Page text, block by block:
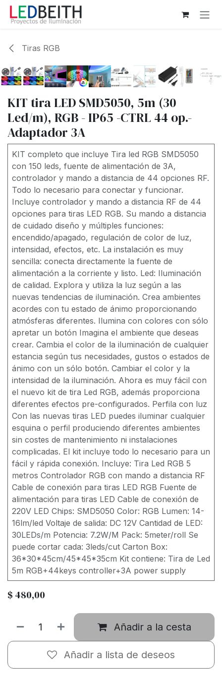
Ir al contenido
Tiras RGB
KIT tira LED SMD5050, 5m (30
Led/m), RGB - IP65 -CTRL 44 op.-
Adaptador 3A
KIT completo que incluye Tira led RGB SMD5050
con 150 leds, fuente de alimentación de 3A,
controlador y mando a distancia de 44 opciones RF.
Todo lo necesario para conectar y funcionar.
Incluye controlador y mando a distancia RF de 44
opciones para tiras LED RGB. Su mando a distancia
de cuidado diseño y múltiples funciones:
encendido/apagado, regulación de color de luz,
intensidad, efectos, etc. La instalación es muy
sencilla: conecta directamente la fuente de
alimentación a la corriente y listo. Led: Iluminación
de calidad. Explora y utiliza la luz según a las
nuevas tendencias de iluminación. Crea ambientes
acordes con tu estado de ánimo proporcionando
atmósferas diferentes. Ilumina con colores con sólo
apretar un botón Imagina el ambiente que deseas
crear. Cambia el color de la iluminación de cualquier
estancia según tus necesidades, gustos o estados de
ánimo con un sólo botón. Cambiar el color y la
intensidad de la iluminación. Ahora es muy fácil con
el nuevo kit de tira Led RGB, además proporciona
diferentes efectos pre-configurados. Perfila con luz
Con las nuevas tiras LED puedes iluminar cualquier
esquina o perfil produciendo diferentes ambientes
sin costes de mantenimiento ni instalaciones
complicadas. El kit incluye todo lo necesario para un
fácil y rápida conexión. Incluye: Tira Led RGB 5
metros Controlador RGB con mando a distancia RF
Cable de conexión para tiras LED RGB Fuente de
alimentación para tiras LED Cable de conexión de
220V LED Chips: SMD5050 Color: RGB Lumen: 14-
16lm/led Voltaje de salida: DC 12V Cantidad de LED:
30LEDs/m Potencia: 7.2W/M Pack: 5meter/roll Se
puede cortar cada: 3leds/cut Carton Box:
36*30*45cm/45*45*35cm Kit contiene: Tira de Led
5m RGB+44keys controller+3A power supply
$ 480,00
Añadir a la cesta
Añadir a lista de deseos